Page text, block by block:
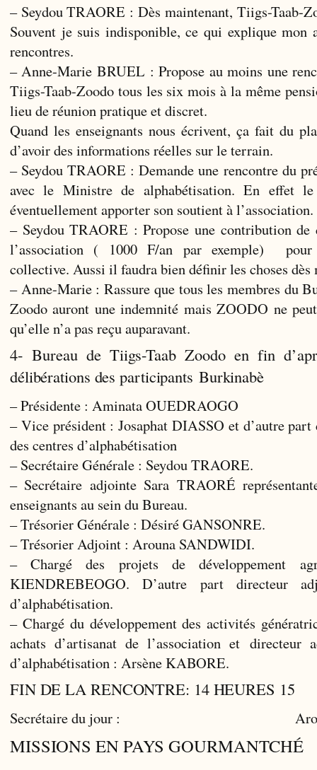
– Seydou TRAORE : Dès maintenant, Tiigs-Taab-
Souvent je suis indisponible, ce qui explique mon
rencontres.
– Anne-Marie BRUEL : Propose au moins une
Tiigs-Taab-Zoodo tous les six mois à la même
lieu de réunion pratique et discret.
Quand les enseignants nous écrivent, ça fait du
d’avoir des informations réelles sur le terrain.
– Seydou TRAORE : Demande une rencontre du
avec le Ministre de alphabétisation. En effet
éventuellement apporter son soutient à l’association.
– Seydou TRAORE : Propose une contribution de
l’association ( 1000 F/an par exemple) pour
collective. Aussi il faudra bien définir les choses dès
– Anne-Marie : Rassure que tous les membres du
Zoodo auront une indemnité mais ZOODO ne
qu’elle n’a pas reçu auparavant.
4- Bureau de Tiigs-Taab Zoodo en fin
délibérations des participants Burkinabè
– Présidente : Aminata OUEDRAOGO
– Vice président : Josaphat DIASSO et d’autre
des centres d’alphabétisation
– Secrétaire Générale : Seydou TRAORE.
– Secrétaire adjointe Sara TRAORÉ
enseignants au sein du Bureau.
– Trésorier Générale : Désiré GANSONRE.
– Trésorier Adjoint : Arouna SANDWIDI.
– Chargé des projets de développement
KIENDREBEOGO. D’autre part directeur
d’alphabétisation.
– Chargé du développement des activités
achats d’artisanat de l’association et directeur
d’alphabétisation : Arsène KABORE.
FIN DE LA RENCONTRE: 14 HEURES 15
Secrétaire du jour : Arouna
MISSIONS EN PAYS GOURMANTCHÉ